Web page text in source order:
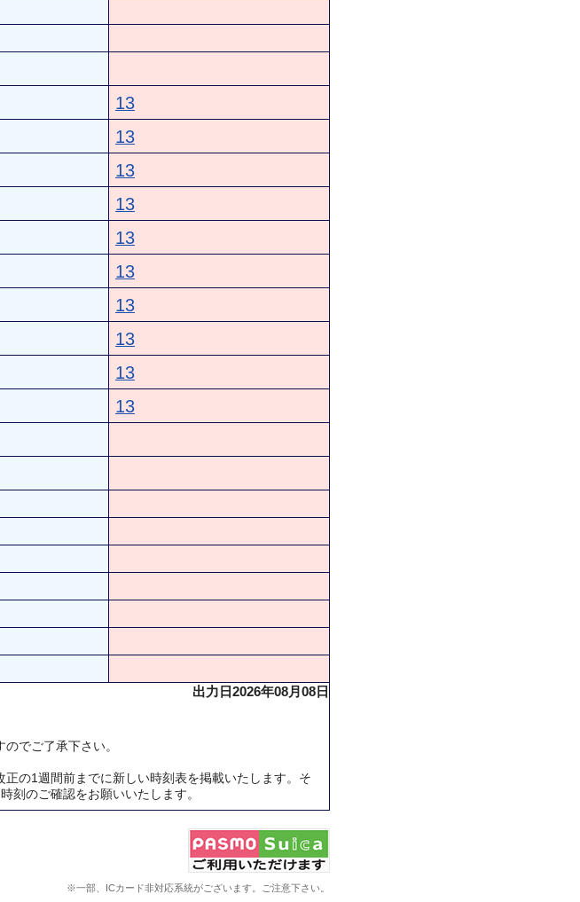
13
13
13
13
13
13
13
13
13
13
出力日2026年08月08日
でご了承下さい。
の1週間前までに新しい時刻表を掲載いたします。そ
刻のご確認をお願いいたします。
※一部、ICカード非対応系統がございます。ご注意下さい。